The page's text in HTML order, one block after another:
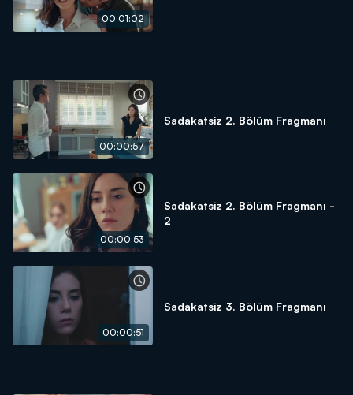
00:01:02
00:00:57
Sadakatsiz 2. Bölüm Fragmanı
00:00:53
Sadakatsiz 2. Bölüm Fragmanı -
2
00:00:51
Sadakatsiz 3. Bölüm Fragmanı